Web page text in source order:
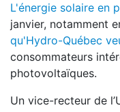
L'énergie solaire en
janvier, notamment
qu'Hydro-Québec
consommateurs
photovoltaïques.
Un vice-recteur de